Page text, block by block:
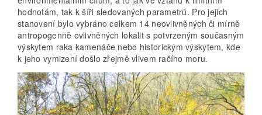
hodnotám, tak k šíři sledovaných parametrů. Pro jejich
stanovení bylo vybráno celkem 14 neovlivněných či mírně
antropogenně ovlivněných lokalit s potvrzeným současným
výskytem raka kamenáče nebo historickým výskytem, kde
k jeho vymizení došlo zřejmě vlivem račího moru.